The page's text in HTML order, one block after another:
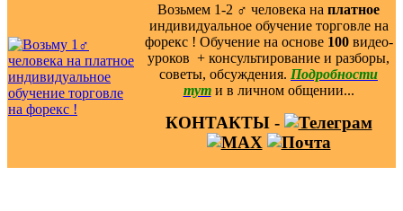
Возьмем 1-2 ‍♂️ человека на платное
индивидуальное обучение торговле на
форекс ! Обучение на основе 100видео-
уроков ️ + консультирование и разборы,
советы, обсуждения. Подробности
тут и в личном общении...
КОНТАКТЫ -